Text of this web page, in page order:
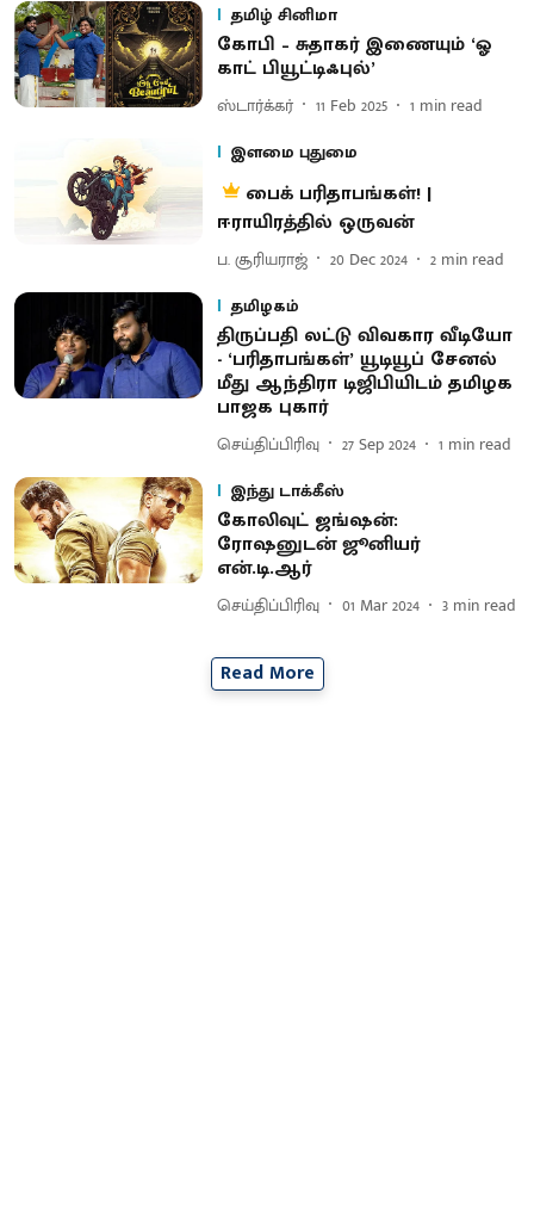
தமிழ் சினிமா
கோபி – சுதாகர் இணையும் ‘ஓ
காட் பியூட்டிஃபுல்’
ஸ்டார்க்கர் 11 Feb 2025 1 min read
இளமை புதுமை
பைக் பரிதாபங்கள்! |
ஈராயிரத்தில் ஒருவன்
ப. சூரியராஜ் 20 Dec 2024 2 min read
தமிழகம்
திருப்பதி லட்டு விவகார வீடியோ
- ‘பரிதாபங்கள்’ யூடியூப் சேனல்
மீது ஆந்திரா டிஜிபியிடம் தமிழக
பாஜக புகார்
செய்திப்பிரிவு 27 Sep 2024 1 min read
இந்து டாக்கீஸ்
கோலிவுட் ஜங்ஷன்:
ரோஷனுடன் ஜூனியர்
என்.டி.ஆர்
செய்திப்பிரிவு 01 Mar 2024 3 min read
Read More